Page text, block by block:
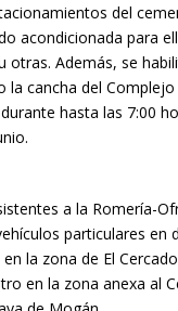
del
acondicionada para
otras. Además, se
la cancha del
hasta las 7:00
a la Romería-
particulares en
la zona de El
en la zona anexa al